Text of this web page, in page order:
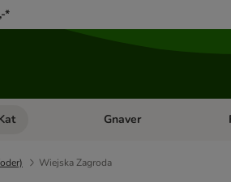
*
kategori menu: HundÅben kategori menu: Kat
Gnaver
Wiejska Zagroda